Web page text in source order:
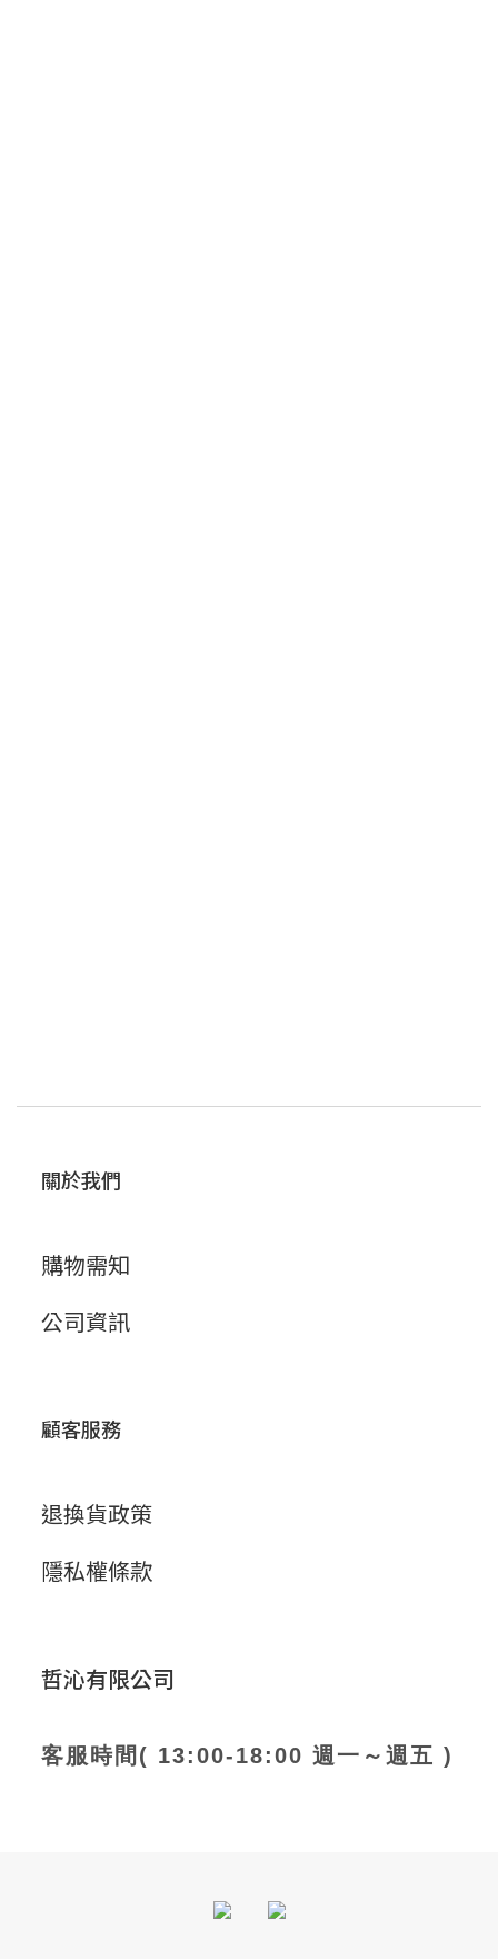
關於我們
購物需知
公司資訊
顧客服務
退換貨政策
隱私權條款
哲沁有限公司
客服時間( 13:00-18:00 週一～週五 )